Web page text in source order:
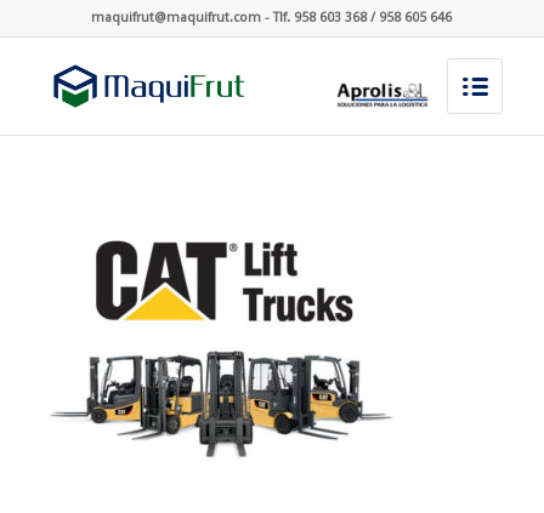
maquifrut@maquifrut.com - Tlf. 958 603 368 / 958 605 646